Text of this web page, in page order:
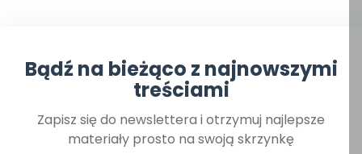
Bądź na bieżąco z najnowszymi
treściami
Zapisz się do newslettera i otrzymuj najlepsze
materiały prosto na swoją skrzynkę